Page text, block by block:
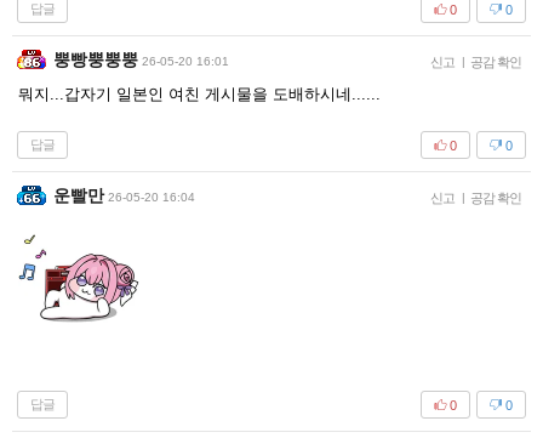
답글 0
0
뿡빵뿡뿡뿡 26-05-20 16:01 신고 | 공감 확인
뭐지...갑자기 일본인 여친 게시물을 도배하시네......
답글 0
0
운빨만 26-05-20 16:04 신고 | 공감 확인
답글 0
0